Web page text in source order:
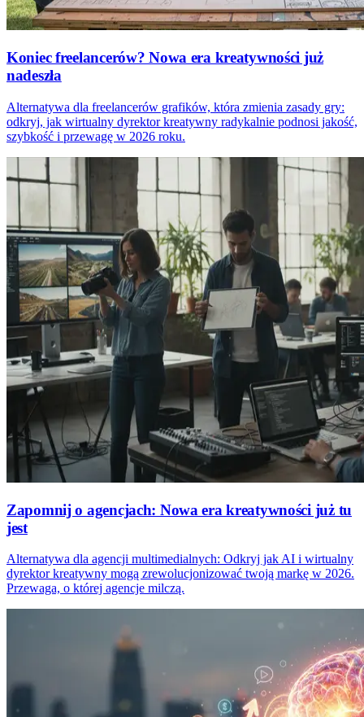
Koniec freelancerów? Nowa era kreatywności już
nadeszła
Alternatywa dla freelancerów grafików, która zmienia zasady gry:
odkryj, jak wirtualny dyrektor kreatywny radykalnie podnosi jakość,
szybkość i przewagę w 2026 roku.
Zapomnij o agencjach: Nowa era kreatywności już tu
jest
Alternatywa dla agencji multimedialnych: Odkryj jak AI i wirtualny
dyrektor kreatywny mogą zrewolucjonizować twoją markę w 2026.
Przewaga, o której agencje milczą.